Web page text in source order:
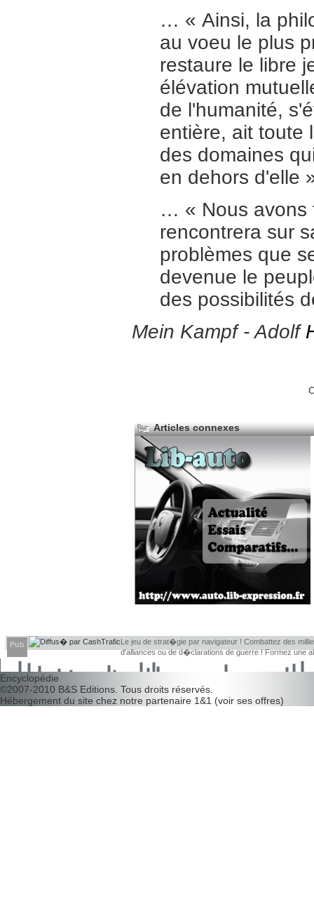
… « Ainsi, la
au voeu le plus
restaure le libre
élévation
de l'humanité,
entière, ait toute
des domaines
en dehors d'elle
… « Nous avons
rencontrera sur
problèmes que
devenue le
des possibilités
Mein Kampf - Adolf
Articles connexes
Pub
Le jeu de strat�gie par navigateur ! Combattez des
d'alliances ou de d�clarations de guerre ! Formez une
d�couvrir leurs faiblesses !
Encyclopédie
©2007-2010 B&S Editions . Tous droits réservés.
Hébergement du site chez notre partenaire 1&1 (voir ses offres)